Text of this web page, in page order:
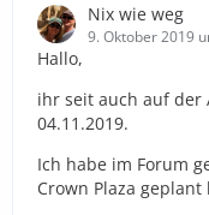
Nix wie weg
9. Oktober 2019
Hallo,
ihr seit auch auf der
04.11.2019.
Ich habe im Forum
Crown Plaza geplant